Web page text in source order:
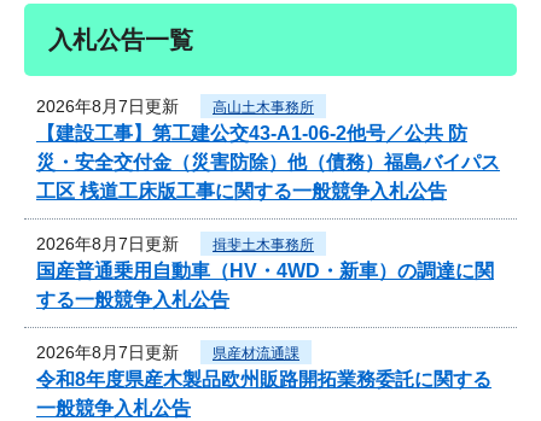
入札公告一覧
2026年8月7日更新 高山土木事務所
【建設工事】第工建公交43-A1-06-2他号／公共 防
災・安全交付金（災害防除）他（債務）福島バイパス
工区 桟道工床版工事に関する一般競争入札公告
2026年8月7日更新 揖斐土木事務所
国産普通乗用自動車（HV・4WD・新車）の調達に関
する一般競争入札公告
2026年8月7日更新 県産材流通課
令和8年度県産木製品欧州販路開拓業務委託に関する
一般競争入札公告